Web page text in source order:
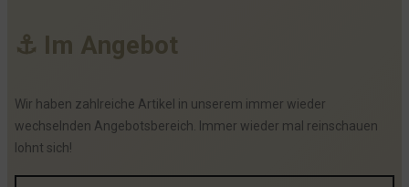
⚓ Im Angebot
Wir haben zahlreiche Artikel in unserem immer wieder
wechselnden Angebotsbereich. Immer wieder mal reinschauen
lohnt sich!